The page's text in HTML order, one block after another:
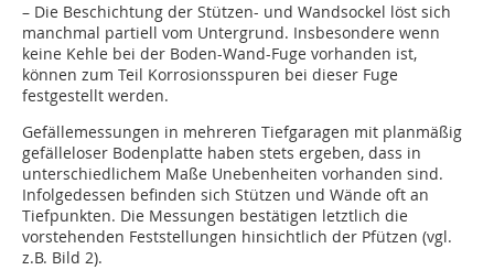
– Die Beschichtung der Stützen- und Wandsockel löst sich
manchmal partiell vom Untergrund. Insbesondere wenn
keine Kehle bei der Boden-Wand-Fuge vorhanden ist,
können zum Teil Korrosionsspuren bei dieser Fuge
festgestellt werden.
Gefällemessungen in mehreren Tiefgaragen mit planmäßig
gefälleloser Bodenplatte haben stets ergeben, dass in
unterschiedlichem Maße Unebenheiten vorhanden sind.
Infolgedessen befinden sich Stützen und Wände oft an
Tiefpunkten. Die Messungen bestätigen letztlich die
vorstehenden Feststellungen hinsichtlich der Pfützen (vgl.
z.B. Bild 2).